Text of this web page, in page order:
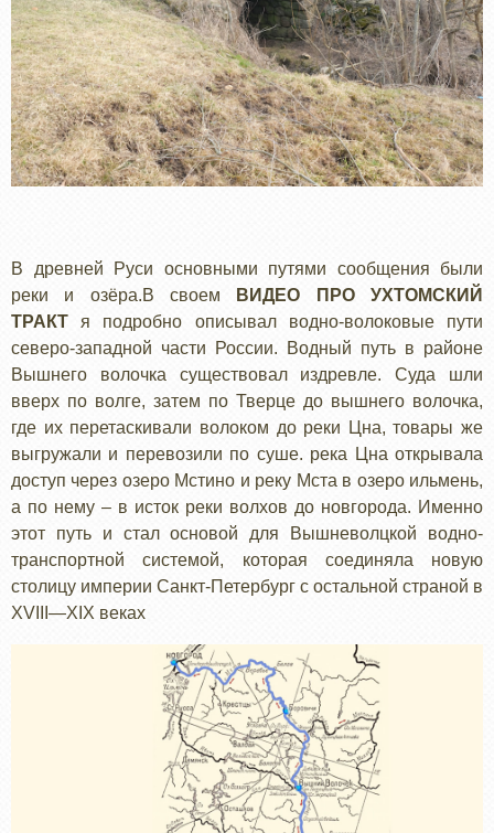
В древней Руси основными путями сообщения были
реки и озёра.В своем
ВИДЕО ПРО УХТОМСКИЙ
ТРАКТ я подробно описывал водно-волоковые пути
северо-западной части России. Водный путь в районе
Вышнего волочка существовал издревле. Суда шли
вверх по волге, затем по Тверце до вышнего волочка,
где их перетаскивали волоком до реки Цна, товары же
выгружали и перевозили по суше. река Цна открывала
доступ через озеро Мстино и реку Мста в озеро ильмень,
а по нему – в исток реки волхов до новгорода. Именно
этот путь и стал основой для Вышневолцкой водно-
транспортной системой, которая соединяла новую
столицу империи Санкт-Петербург с остальной страной в
XVIII—XIX веках